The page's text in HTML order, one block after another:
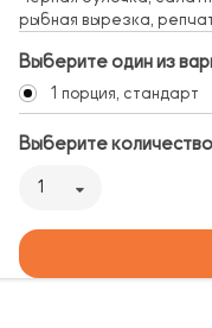
рыбная вырезка,
Выберите один из
1 порция, стандарт
Выберите количество
1